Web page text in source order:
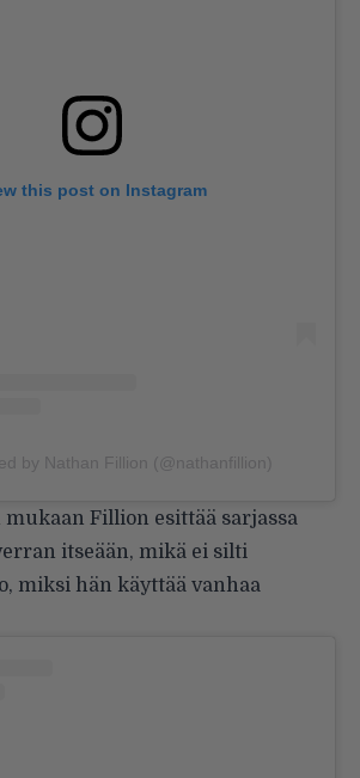
this post on Instagram
by Nathan Fillion (@nathanfillion)
Fillion esittää sarjassa
itseään, mikä ei silti
miksi hän käyttää vanhaa